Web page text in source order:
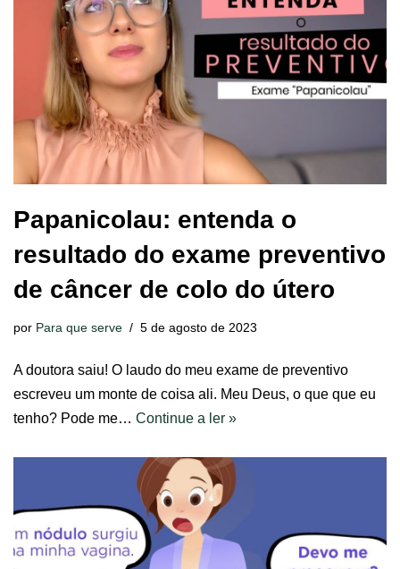
Papanicolau: entenda o
resultado do exame preventivo
de câncer de colo do útero
por Para que serve 5 de agosto de 2023
A doutora saiu! O laudo do meu exame de preventivo
escreveu um monte de coisa ali. Meu Deus, o que que eu
tenho? Pode me… Continue a ler »